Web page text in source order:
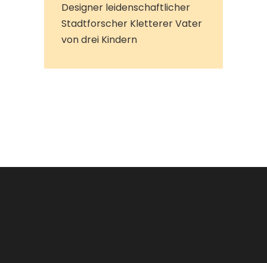
Designer leidenschaftlicher
Stadtforscher Kletterer Vater
von drei Kindern